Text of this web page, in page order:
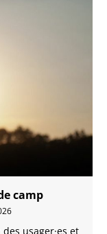
camp
usager·es et